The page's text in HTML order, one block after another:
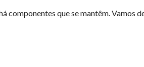
componentes que se mantêm. Vamos